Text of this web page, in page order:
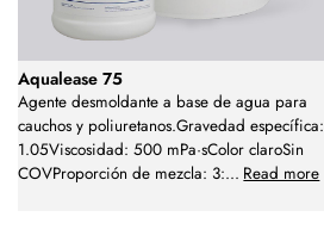
Aqualease 75
Agente desmoldante a base de agua para
cauchos y poliuretanos.Gravedad específica:
1.05Viscosidad: 500 mPa·sColor claroSin
COVProporción de mezcla: 3:... Read more